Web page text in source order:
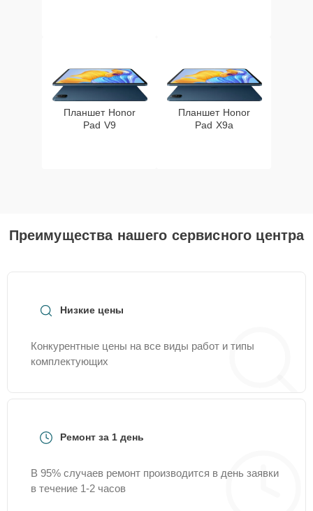
Планшет Honor
Pad V9
Планшет Honor
Pad X9a
Преимущества нашего сервисного центра
Низкие цены
Конкурентные цены на все виды работ и типы
комплектующих
Ремонт за 1 день
В 95% случаев ремонт производится в день заявки
в течение 1-2 часов